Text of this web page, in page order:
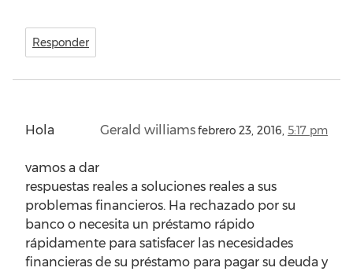
Responder
Gerald williamsfebrero 23, 2016, 5:17 pm
Hola
vamos a dar
respuestas reales a soluciones reales a sus
problemas financieros. Ha rechazado por su
banco o necesita un préstamo rápido
rápidamente para satisfacer las necesidades
financieras de su préstamo para pagar su deuda y